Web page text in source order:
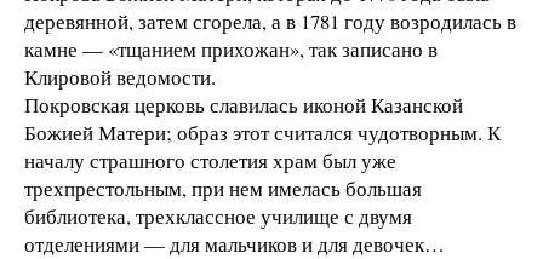
деревянной, затем сгорела, а в 1781 году возродилась в
камне — «тщанием прихожан», так записано в
Клировой ведомости.
Покровская церковь славилась иконой Казанской
Божией Матери; образ этот считался чудотворным. К
началу страшного столетия храм был уже
трехпрестольным, при нем имелась большая
библиотека, трехклассное училище с двумя
отделениями — для мальчиков и для девочек…